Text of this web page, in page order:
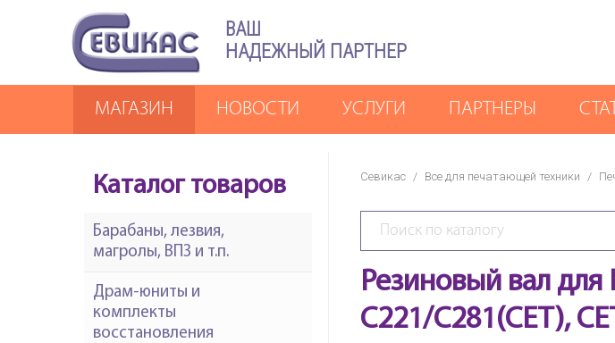
ВАШ
НАДЕЖНЫЙ ПАРТНЕР
МАГАЗИН НОВОСТИ УСЛУГИ ПАРТНЕРЫ
Севикас / Все для печатающей техники /
Резиновый вал для
C221/C281(CET),
Каталог товаров
Барабаны, лезвия,
магролы, ВПЗ и т.п.
Драм-юниты и
комплекты
восстановления